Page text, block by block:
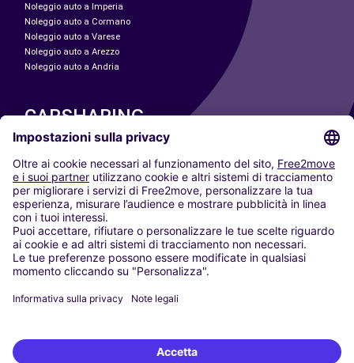
Noleggio auto a Imperia
Noleggio auto a Cormano
Noleggio auto a Varese
Noleggio auto a Arezzo
Noleggio auto a Andria
CARSHARING
LE NOSTRE CITTÀ
Paris
Madrid
Washington DC
Milano
Roma
Torino
Vienna
Berlino
Düsseldorf